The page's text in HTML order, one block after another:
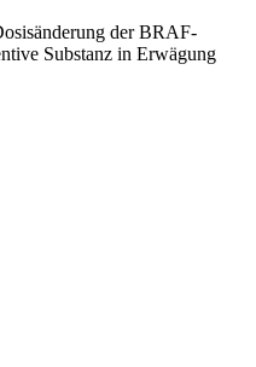
der BRAF-
Substanz in Erwägung